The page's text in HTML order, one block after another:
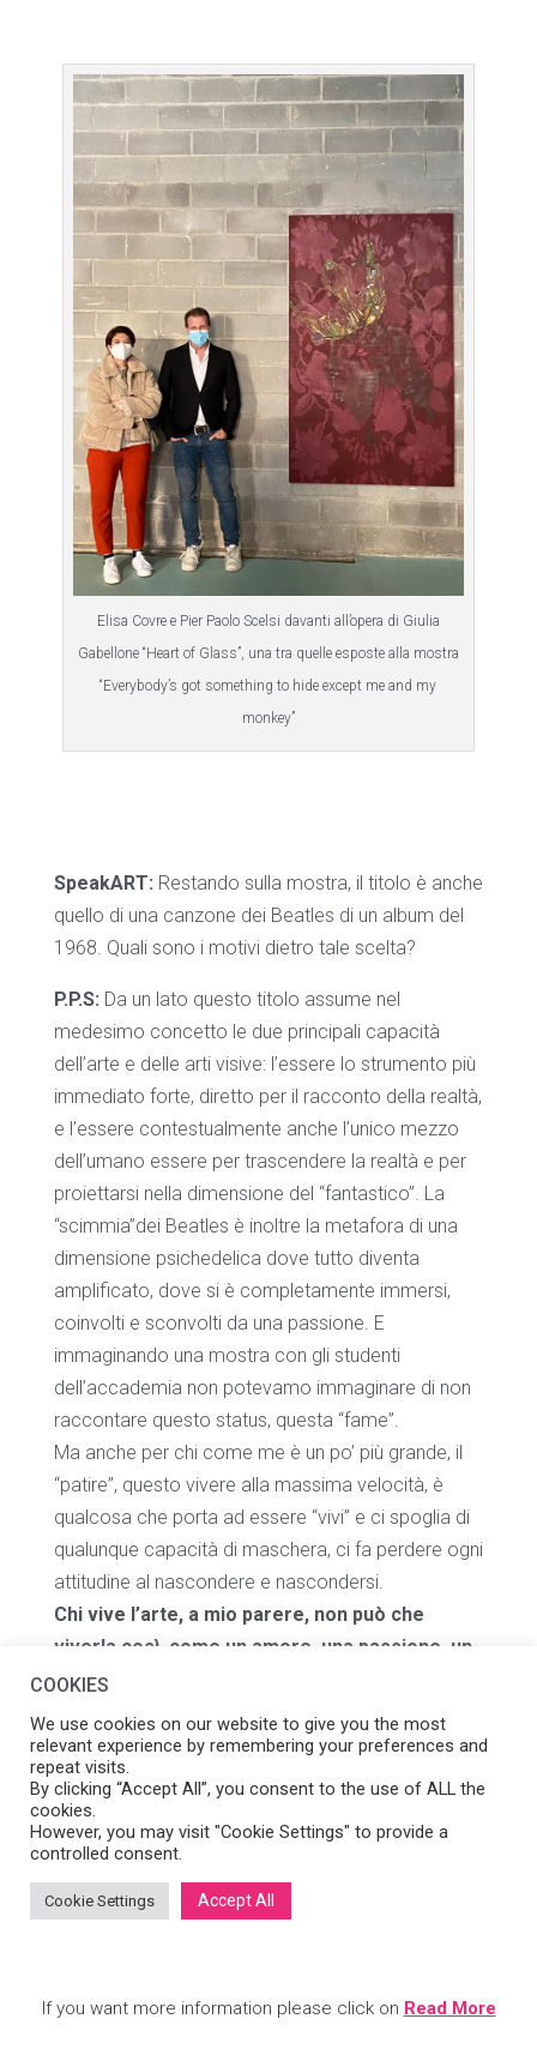
Elisa Covre e Pier Paolo Scelsi davanti all’opera di Giulia
Gabellone “Heart of Glass”, una tra quelle esposte alla mostra
“Everybody’s got something to hide except me and my
monkey”
SpeakART: Restando sulla mostra, il titolo è anche
quello di una canzone dei Beatles di un album del
1968. Quali sono i motivi dietro tale scelta?
P.P.S: Da un lato questo titolo assume nel
medesimo concetto le due principali capacità
dell’arte e delle arti visive: l’essere lo strumento più
immediato forte, diretto per il racconto della realtà,
e l’essere contestualmente anche l’unico mezzo
dell’umano essere per trascendere la realtà e per
proiettarsi nella dimensione del “fantastico”. La
“scimmia”dei Beatles è inoltre la metafora di una
dimensione psichedelica dove tutto diventa
amplificato, dove si è completamente immersi,
coinvolti e sconvolti da una passione. E
immaginando una mostra con gli studenti
dell’accademia non potevamo immaginare di non
raccontare questo status, questa “fame”.
Ma anche per chi come me è un po’ più grande, il
“patire”, questo vivere alla massima velocità, è
qualcosa che porta ad essere “vivi” e ci spoglia di
qualunque capacità di maschera, ci fa perdere ogni
attitudine al nascondere e nascondersi.
Chi vive l’arte, a mio parere, non può che
viverla così, come un amore, una passione, un
fuoco.
Se non si vive il mondo dell’arte con la
“scimmia sulla spalla”, semplicemente stiamo
facendo altro.
TORNA ALLE NEWS
COOKIES
We use cookies on our website to give you the most
relevant experience by remembering your preferences and
repeat visits.
By clicking “Accept All”, you consent to the use of ALL the
cookies.
However, you may visit "Cookie Settings" to provide a
controlled consent.
Cookie Settings Accept All
If you want more information please click on Read More